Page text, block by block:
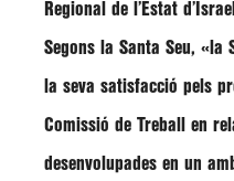
Regional de l’Estat
Segons la Santa Seu, «la
la seva satisfacció pels
Comissió de Treball en
desenvolupades en un